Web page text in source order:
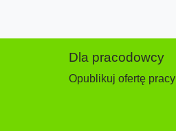
Dla pracodowcy
Opublikuj ofertę pracy